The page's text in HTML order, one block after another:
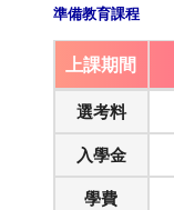
準備教育課程
上課期間
選考料
入學金
學費